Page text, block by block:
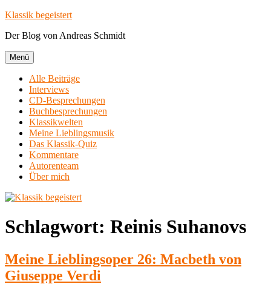
Zum
springen
Klassik begeistert
Der Blog von Andreas Schmidt
Menü
Alle Beiträge
Interviews
CD-Besprechungen
Buchbesprechungen
Klassikwelten
Meine Lieblingsmusik
Das Klassik-Quiz
Kommentare
Autorenteam
Über mich
Schlagwort: Reinis Suhanovs
Meine Lieblingsoper 26: Macbeth von
Giuseppe Verdi